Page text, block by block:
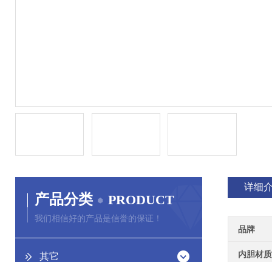
产品分类 PRODUCT
我们相信好的产品是信誉的保证！
其它
详细
品牌
内胆材质